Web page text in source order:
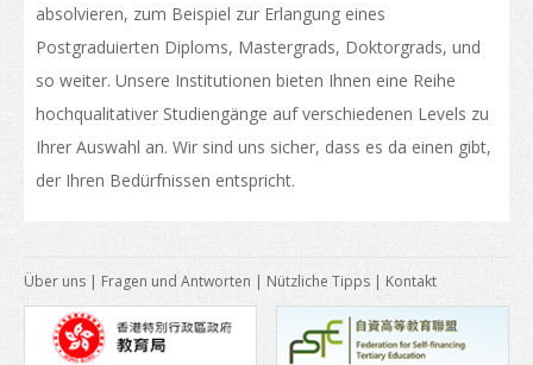
Verfügbare Hilfen
Einreise von Familienangehörigen auswärtiger Studenten
Gesund- und Sicherheit
Geld zählt
Telekommunikation
absolvieren, zum Beispiel zur Erlangung eines
Postgraduierten Diploms, Mastergrads, Doktorgrads, und
so weiter. Unsere Institutionen bieten Ihnen eine Reihe
hochqualitativer Studiengänge auf verschiedenen Levels zu
Ihrer Auswahl an. Wir sind uns sicher, dass es da einen gibt,
der Ihren Bedürfnissen entspricht.
Über uns | Fragen und Antworten | Nützliche Tipps | Kontakt